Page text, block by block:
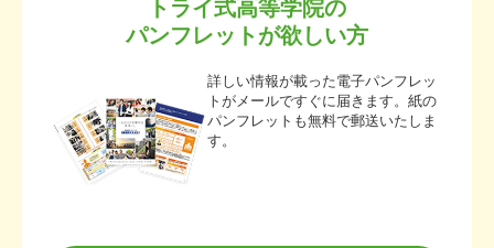
トライ式高等学院の
パンフレットが欲しい方
詳しい情報が載った電子パンフレッ
トがメールですぐに届きます。紙の
パンフレットも無料で郵送いたしま
す。